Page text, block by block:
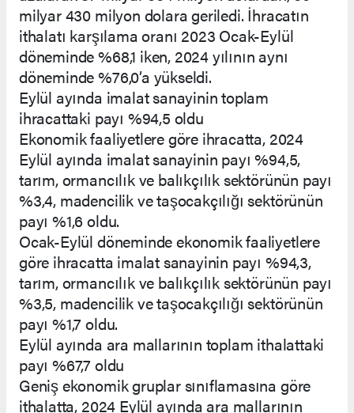
milyar 430 milyon dolara geriledi. İhracatın
ithalatı karşılama oranı 2023 Ocak-Eylül
döneminde %68,1 iken, 2024 yılının aynı
döneminde %76,0’a yükseldi.
Eylül ayında imalat sanayinin toplam
ihracattaki payı %94,5 oldu
Ekonomik faaliyetlere göre ihracatta, 2024
Eylül ayında imalat sanayinin payı %94,5,
tarım, ormancılık ve balıkçılık sektörünün payı
%3,4, madencilik ve taşocakçılığı sektörünün
payı %1,6 oldu.
Ocak-Eylül döneminde ekonomik faaliyetlere
göre ihracatta imalat sanayinin payı %94,3,
tarım, ormancılık ve balıkçılık sektörünün payı
%3,5, madencilik ve taşocakçılığı sektörünün
payı %1,7 oldu.
Eylül ayında ara mallarının toplam ithalattaki
payı %67,7 oldu
Geniş ekonomik gruplar sınıflamasına göre
ithalatta, 2024 Eylül ayında ara mallarının